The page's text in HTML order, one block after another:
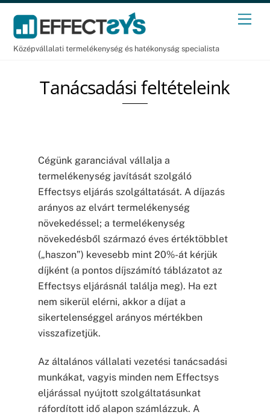
Skip
content
Középvállalati termelékenység és hatékonyság specialista
Tanácsadási feltételeink
Cégünk garanciával vállalja a
termelékenység javítását szolgáló
Effectsys eljárás szolgáltatását. A díjazás
arányos az elvárt termelékenység
növekedéssel; a termelékenység
növekedésből származó éves értéktöbblet
(„haszon”) kevesebb mint 20%-át kérjük
díjként (a pontos díjszámító táblázatot az
Effectsys eljárásnál találja meg). Ha ezt
nem sikerül elérni, akkor a díjat a
sikertelenséggel arányos mértékben
visszafizetjük.
Az általános vállalati vezetési tanácsadási
munkákat, vagyis minden nem Effectsys
eljárással nyújtott szolgáltatásunkat
ráfordított idő alapon számlázzuk. A